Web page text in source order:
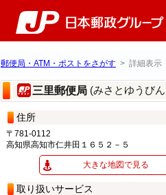
郵便局・ATM・ポストをさがす > 詳細表示
三里郵便局 (みさとゆうび
住所
〒781-0112
高知県高知市仁井田１６５２－５
大きな地図で見る
取り扱いサービス